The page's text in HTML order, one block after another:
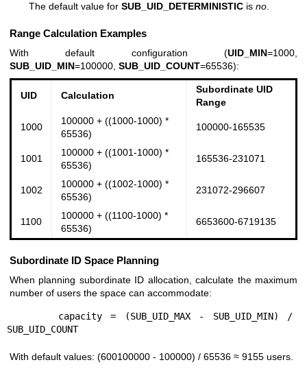
The default value for SUB_UID_DETERMINISTIC is no.
Range Calculation Examples
With default configuration (UID_MIN=1000,
SUB_UID_MIN=100000, SUB_UID_COUNT=65536):
UID Calculation
Subordinate UID
Range
1000
100000 + ((1000-1000) *
65536)
100000-165535
1001
100000 + ((1001-1000) *
65536)
165536-231071
1002
100000 + ((1002-1000) *
65536)
231072-296607
1100
100000 + ((1100-1000) *
65536)
6653600-6719135
Subordinate ID Space Planning
When planning subordinate ID allocation, calculate the maximum
number of users the space can accommodate:
SUB_UID_COUNT
With default values: (600100000 - 100000) / 65536 ≈ 9155 users.